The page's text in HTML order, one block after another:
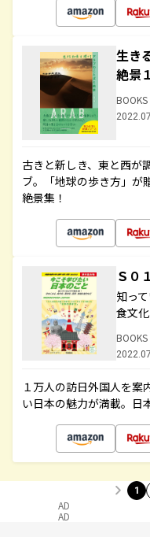
生き
絶景
古きと新しき、東と西が
ブ。「地球の歩き方」が
絶景集！
Ｓ０
知っ
食文
１万人の訪日外国人を案
い日本の魅力が満載。日
1
AD
AD